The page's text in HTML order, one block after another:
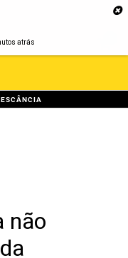
atrás
não